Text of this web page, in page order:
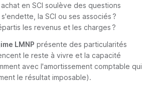
en SCI soulève des questions
la SCI ou ses associés ?
les revenus et les charges ?
LMNP présente des particularités
le reste à vivre et la capacité
avec l'amortissement comptable qui
le résultat imposable).